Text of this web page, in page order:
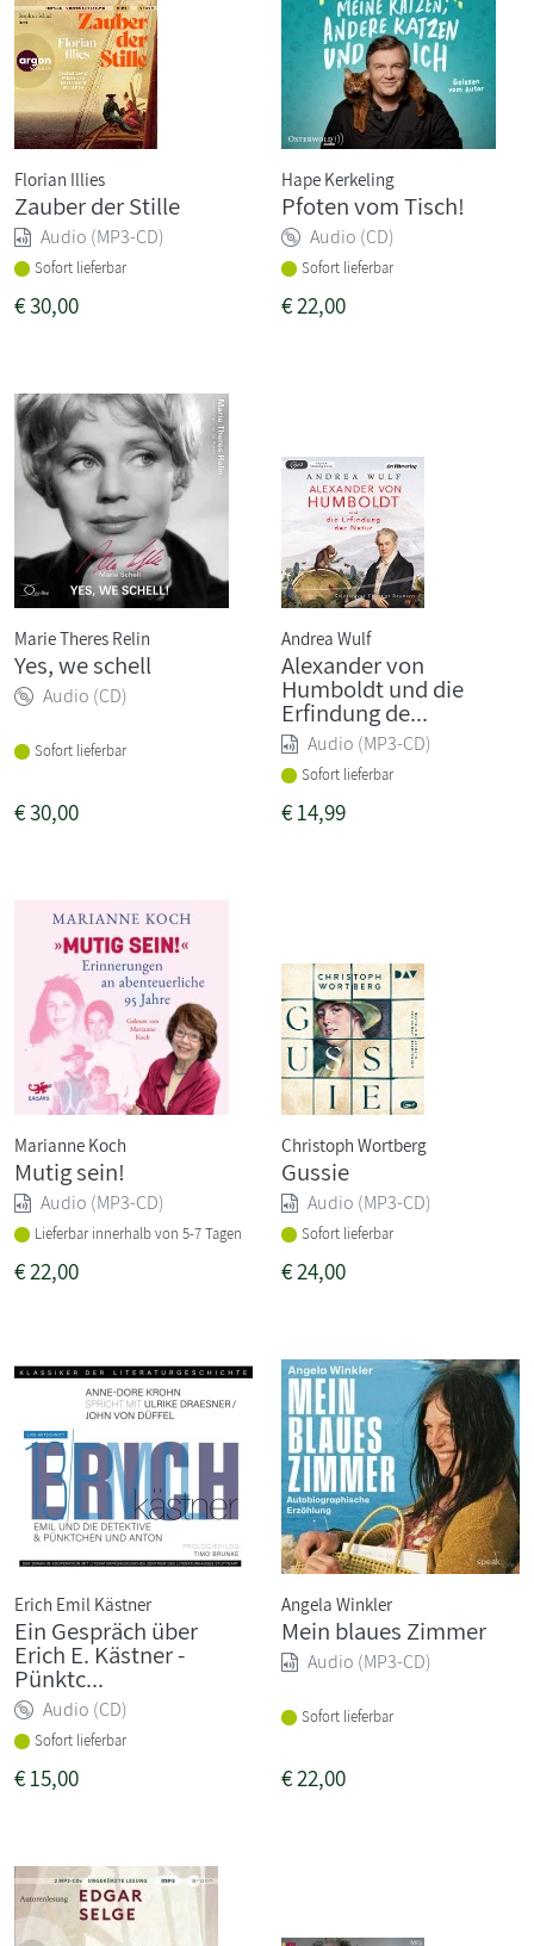
Florian Illies
Zauber der Stille
Audio (MP3-CD)
Sofort lieferbar
€30,00
Hape Kerkeling
Pfoten vom Tisch!
Audio (CD)
Sofort lieferbar
€22,00
Marie Theres Relin
Yes, we schell
Audio (CD)
Sofort lieferbar
€30,00
Andrea Wulf
Alexander von
Humboldt und die
Erfindung de...
Audio (MP3-CD)
Sofort lieferbar
€14,99
Marianne Koch
Mutig sein!
Audio (MP3-CD)
Lieferbar innerhalb von 5-7 Tagen
€22,00
Christoph Wortberg
Gussie
Audio (MP3-CD)
Sofort lieferbar
€24,00
Erich Emil Kästner
Ein Gespräch über
Erich E. Kästner -
Pünktc...
Audio (CD)
Sofort lieferbar
€15,00
Angela Winkler
Mein blaues Zimmer
Audio (MP3-CD)
Sofort lieferbar
€22,00